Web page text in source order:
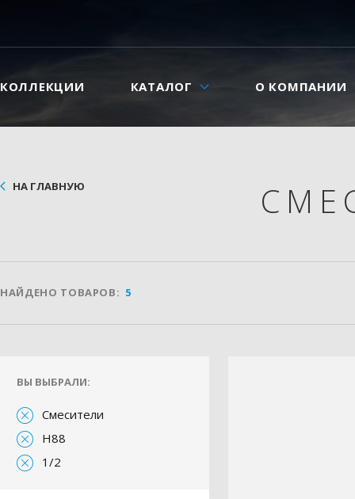
КОЛЛЕКЦИИ КАТАЛОГ О КОМПАНИИ
НА ГЛАВНУЮ
НАЙДЕНО ТОВАРОВ: 5
ВЫ ВЫБРАЛИ:
Смесители
H88
1/2